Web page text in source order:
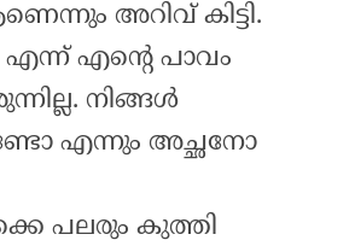
അറിവ് കിട്ടി.
എന്റെ പാവം
നിങ്ങൾ
എന്നും അച്ഛനോ
പലരും കുത്തി